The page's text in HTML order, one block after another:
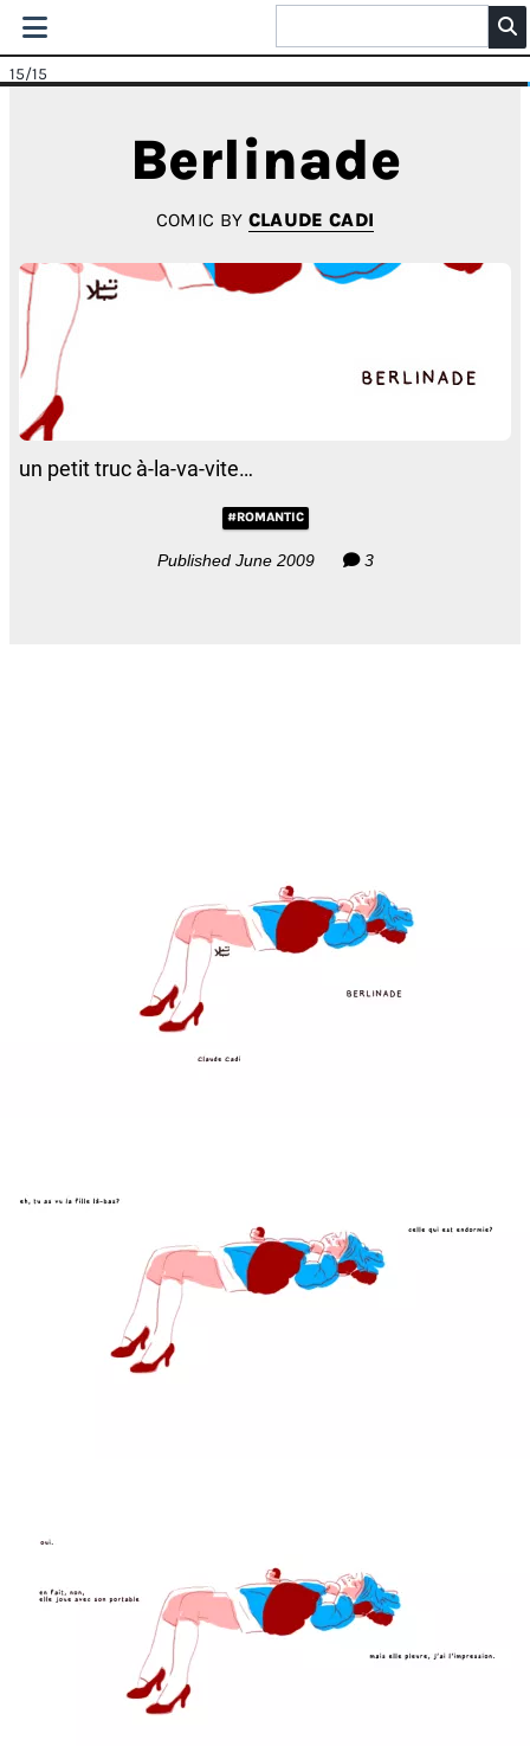
15/15
Berlinade
COMIC BY CLAUDE CADI
un petit truc à-la-va-vite…
#ROMANTIC
Published June 2009 3